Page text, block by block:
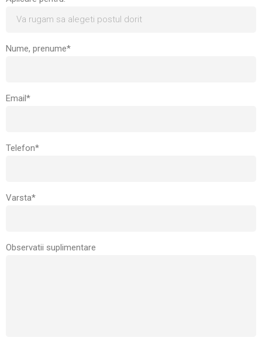
Nume, prenume*
Email*
Telefon*
Varsta*
Observatii suplimentare